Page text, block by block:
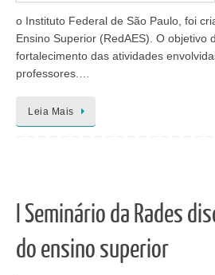
o Instituto Federal de São Paulo, foi
Ensino Superior (RedAES). O objetivo
fortalecimento das atividades
professores.…
Leia Mais
I Seminário da Rades
do ensino superior